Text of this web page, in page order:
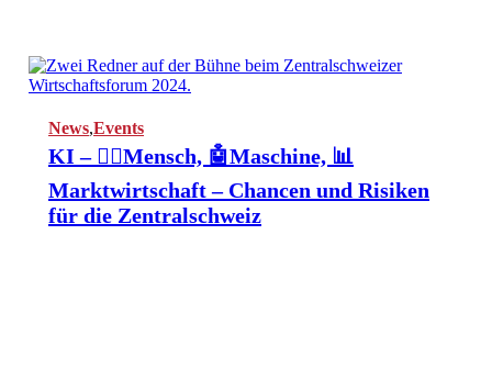
News,Events
KI – 👩‍⚕️Mensch, 🤖Maschine, 📊
Marktwirtschaft – Chancen und Risiken
für die Zentralschweiz